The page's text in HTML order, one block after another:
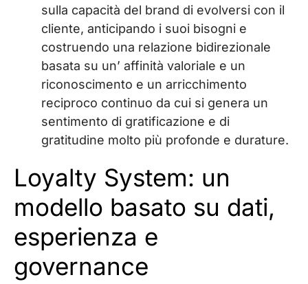
sulla capacità del brand di evolversi con il
cliente, anticipando i suoi bisogni e
costruendo una relazione bidirezionale
basata su un’ affinità valoriale e un
riconoscimento e un arricchimento
reciproco continuo da cui si genera un
sentimento di gratificazione e di
gratitudine molto più profonde e durature.
Loyalty System: un
modello basato su dati,
esperienza e
governance